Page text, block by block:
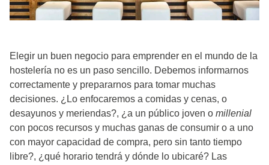
Elegir un buen negocio para emprender en el mundo de la
hostelería no es un paso sencillo. Debemos informarnos
correctamente y prepararnos para tomar muchas
decisiones. ¿Lo enfocaremos a comidas y cenas, o
desayunos y meriendas?, ¿a un público joven o millenial
con pocos recursos y muchas ganas de consumir o a uno
con mayor capacidad de compra, pero sin tanto tiempo
libre?, ¿qué horario tendrá y dónde lo ubicaré? Las